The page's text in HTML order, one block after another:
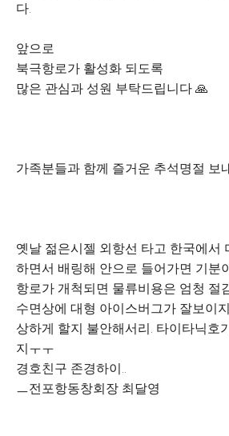
다.
앞으로
북극항로가 활성화 되도록
많은 관심과 성원 부탁드립니다 🙏
가족분들과 함께 즐거운 추석명절 보
옛날 젊은시젤 외항선 타고 한국에서
하면서 배링해 안으로 들어가면 기분
항로가 개척되면 물류비용은 엄청 절
수면상에 대형 아이스버그가 잘보이
상하게 할지 불안해서리. 타이타닉호
지ㅜㅜ
경호친구 존경하이..
ㅡ전포항동창회장 최달영